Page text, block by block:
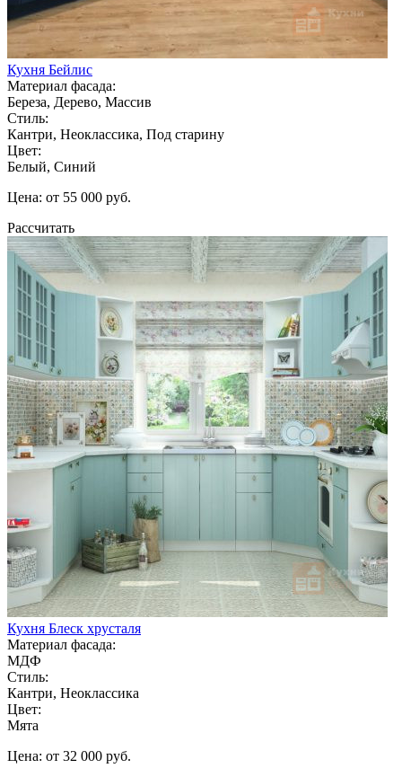
Кухня Бейлис
Материал фасада:
Береза, Дерево, Массив
Стиль:
Кантри, Неоклассика, Под старину
Цвет:
Белый, Синий
Цена: от 55 000 руб.
Рассчитать
Кухня Блеск хрусталя
Материал фасада:
МДФ
Стиль:
Кантри, Неоклассика
Цвет:
Мята
Цена: от 32 000 руб.